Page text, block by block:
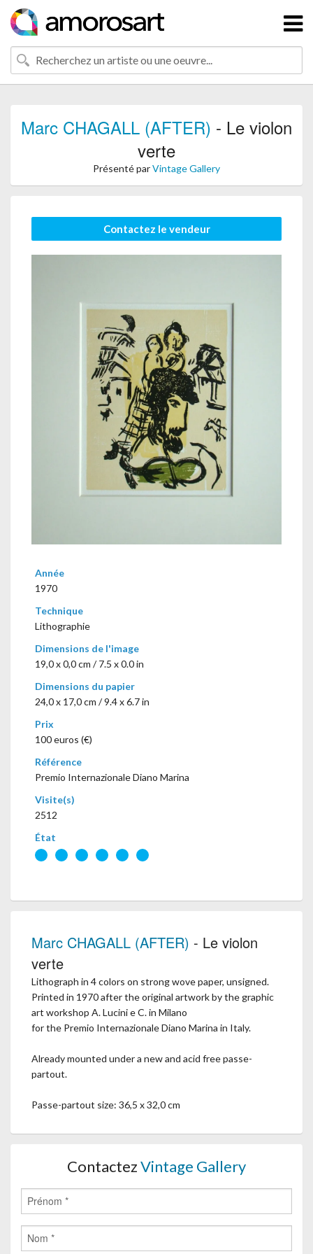
Marc CHAGALL (AFTER) - Le violon
verte
Présenté parVintage Gallery
Contactez le vendeur
Année
1970
Technique
Lithographie
Dimensions de l'image
19,0 x 0,0 cm / 7.5 x 0.0 in
Dimensions du papier
24,0 x 17,0 cm / 9.4 x 6.7 in
Prix
100 euros (€)
Référence
Premio Internazionale Diano Marina
Visite(s)
2512
État
Marc CHAGALL (AFTER) - Le violon
verte
Lithograph in 4 colors on strong wove paper, unsigned.
Printed in 1970 after the original artwork by the graphic
art workshop A. Lucini e C. in Milano
for the Premio Internazionale Diano Marina in Italy.
Already mounted under a new and acid free passe-
partout.
Passe-partout size: 36,5 x 32,0 cm
ContactezVintage Gallery